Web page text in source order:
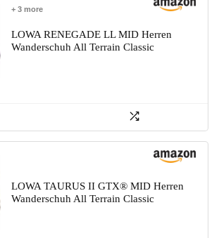
+ 3 more
LOWA RENEGADE LL MID Herren
Wanderschuh All Terrain Classic
LOWA TAURUS II GTX® MID Herren
Wanderschuh All Terrain Classic